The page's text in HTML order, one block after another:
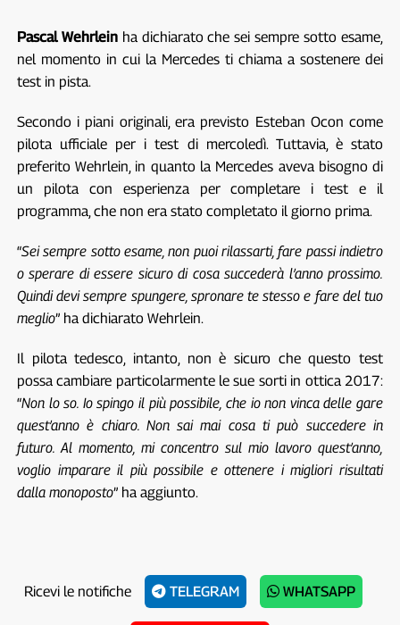
Pascal Wehrleinha dichiarato che sei sempre sotto esame,
nel momento in cui la Mercedes ti chiama a sostenere dei
test in pista.
Secondo i piani originali, era previsto Esteban Ocon come
pilota ufficiale per i test di mercoledì. Tuttavia, è stato
preferito Wehrlein, in quanto la Mercedes aveva bisogno di
un pilota con esperienza per completare i test e il
programma, che non era stato completato il giorno prima.
“Sei sempre sotto esame, non puoi rilassarti, fare passi indietro
o sperare di essere sicuro di cosa succederà l’anno prossimo.
Quindi devi sempre spungere, spronare te stesso e fare del tuo
meglio” ha dichiarato Wehrlein.
Il pilota tedesco, intanto, non è sicuro che questo test
possa cambiare particolarmente le sue sorti in ottica 2017:
“Non lo so. Io spingo il più possibile, che io non vinca delle gare
quest’anno è chiaro. Non sai mai cosa ti può succedere in
futuro. Al momento, mi concentro sul mio lavoro quest’anno,
voglio imparare il più possibile e ottenere i migliori risultati
dalla monoposto” ha aggiunto.
Ricevi le notifiche TELEGRAM WHATSAPP